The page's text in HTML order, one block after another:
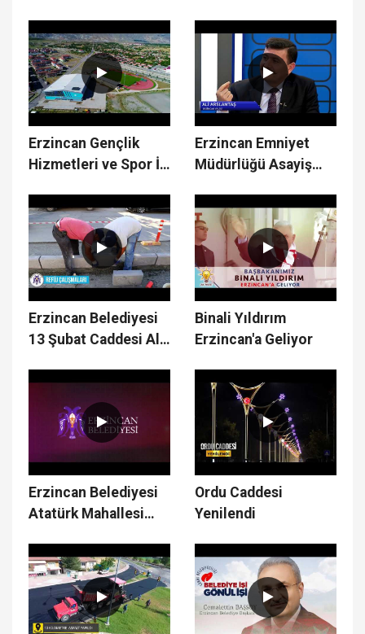
Erzincan Gençlik
Hizmetleri ve Spor İl
Spor Salonu
Erzincan Emniyet
Müdürlüğü Asayiş
Türkiye 1.si
Erzincan Belediyesi
13 Şubat Caddesi Alt
Çalışmaları
Binali Yıldırım
Erzincan'a Geliyor
Erzincan Belediyesi
Atatürk Mahallesi
Ordu Caddesi
Yenilendi